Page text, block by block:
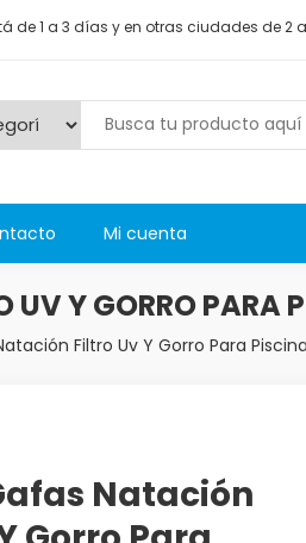
de 1 a 3 días y en otras ciudades de 2
Mi cuenta
Y GORRO PARA
Filtro Uv Y Gorro Para
Natación